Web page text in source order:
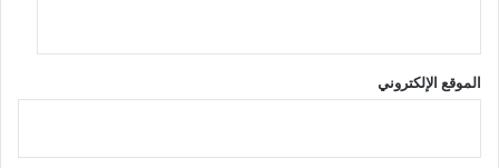
الموقع الإلكتروني